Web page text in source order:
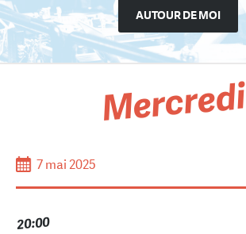
AUTOUR DE MOI
Mercredi
7 mai 2025
20:00